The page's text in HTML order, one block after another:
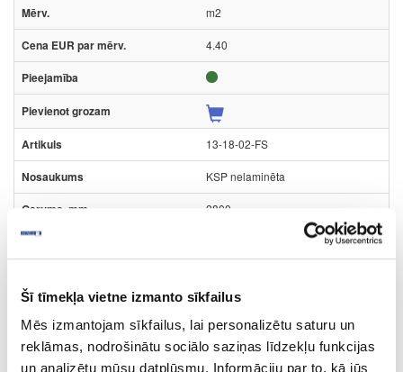
Šī tīmekļa vietne izmanto sīkfailus
Mēs izmantojam sīkfailus, lai personalizētu saturu un
reklāmas, nodrošinātu sociālo saziņas līdzekļu funkcijas
un analizētu mūsu datplūsmu. Informāciju par to, kā jūs
m2
4.40
13-18-02-FS
KSP nelaminēta
2800
m2